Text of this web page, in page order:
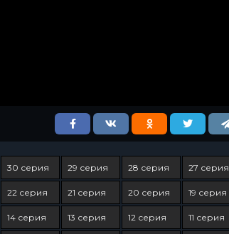
30 серия 29 серия 28 серия 27 серия
22 серия 21 серия 20 серия 19 серия
14 серия 13 серия 12 серия 11 серия